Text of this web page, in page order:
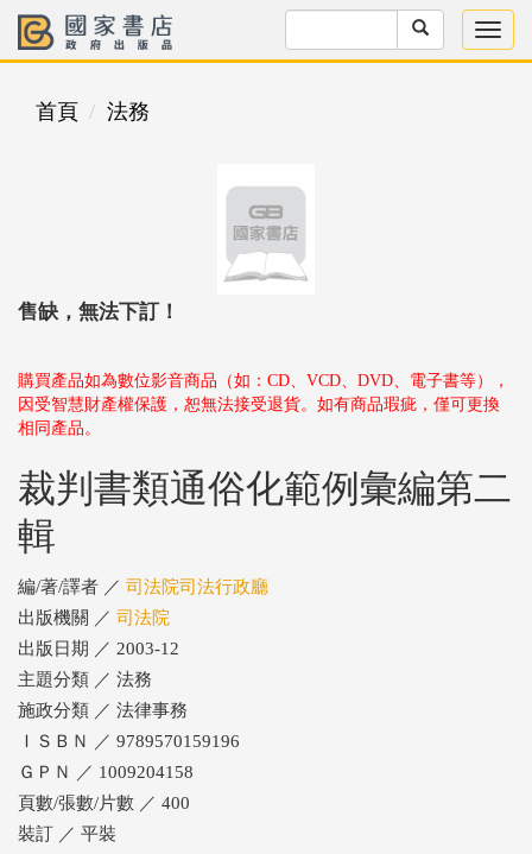
首頁 法務
售缺，無法下訂！
購買產品如為數位影音商品（如：CD、VCD、DVD、電子書等），
因受智慧財產權保護，恕無法接受退貨。如有商品瑕疵，僅可更換
相同產品。
裁判書類通俗化範例彙編第二
輯
編/著/譯者 ／ 司法院司法行政廳
出版機關 ／ 司法院
出版日期 ／ 2003-12
主題分類 ／ 法務
施政分類 ／ 法律事務
ＩＳＢＮ ／ 9789570159196
ＧＰＮ ／ 1009204158
頁數/張數/片數 ／ 400
裝訂 ／ 平裝